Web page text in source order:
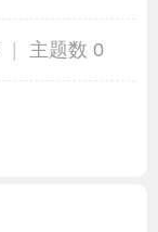
| 主题数 0